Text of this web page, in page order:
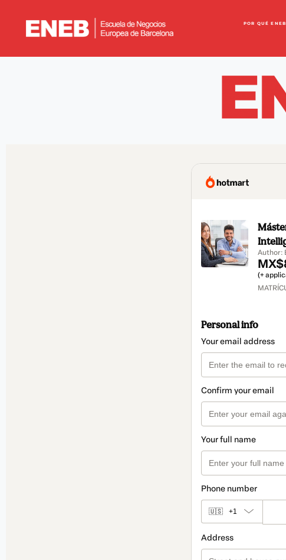
POR QUÉ ENEB